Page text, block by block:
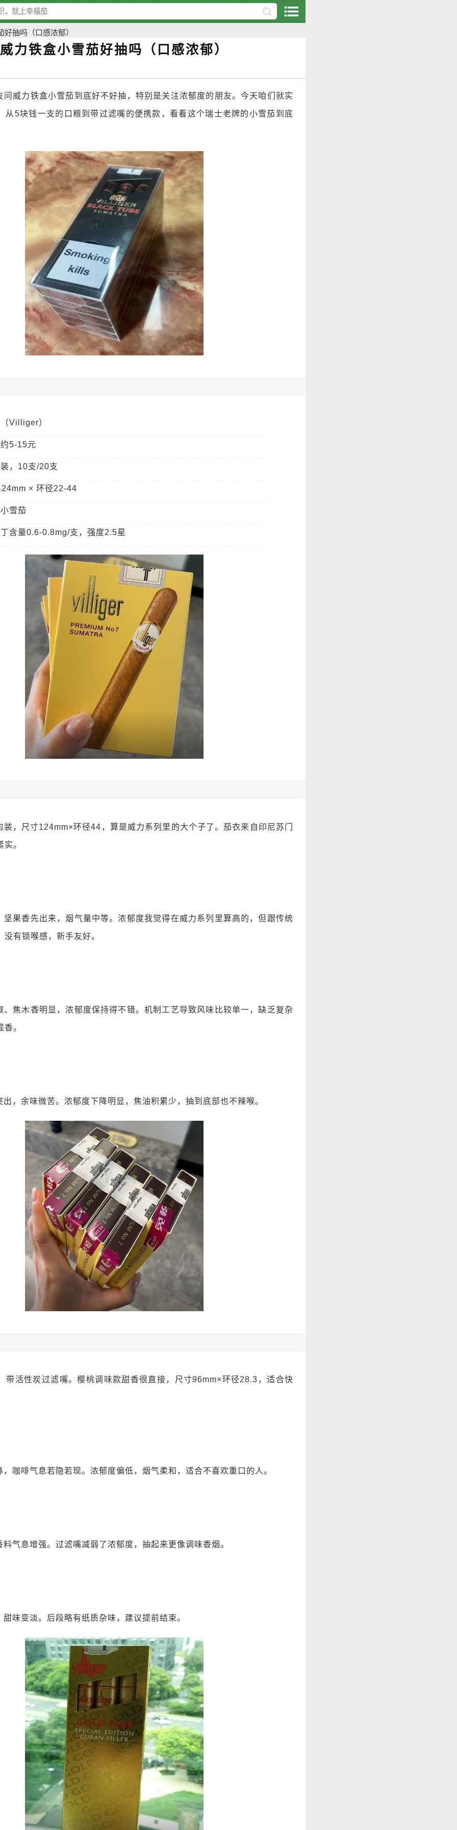
抽吗（口感浓郁）
威力铁盒小雪茄好抽吗（口感浓郁）
问威力铁盒小雪茄到底好不好抽，特别是关注浓郁度的朋友。今天咱们就实
从5块钱一支的口粮到带过滤嘴的便携款，看看这个瑞士老牌的小雪茄到底
Villiger）
5-15元
，10支/20支
× 环径22-44
雪茄
含量0.6-0.8mg/支，强度2.5星
装，尺寸124mm×环径44，算是威力系列里的大个子了。茄衣来自印尼苏门
。
坚果香先出来，烟气量中等。浓郁度我觉得在威力系列里算高的，但跟传统
有锁喉感，新手友好。
、焦木香明显，浓郁度保持得不错。机制工艺导致风味比较单一，缺乏复杂
。
出，余味微苦。浓郁度下降明显，焦油积累少，抽到底部也不辣喉。
带活性炭过滤嘴。樱桃调味款甜香很直接，尺寸96mm×环径28.3，适合快
，咖啡气息若隐若现。浓郁度偏低，烟气柔和，适合不喜欢重口的人。
料气息增强。过滤嘴减弱了浓郁度，抽起来更像调味香烟。
甜味变淡。后段略有纸质杂味，建议提前结束。